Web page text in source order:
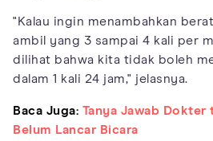
"Kalau ingin menambahkan
ambil yang 3 sampai 4 kali per
dilihat bahwa kita tidak boleh
dalam 1 kali 24 jam," jelasnya.
Baca Juga: Tanya Jawab Dokter
Belum Lancar Bicara